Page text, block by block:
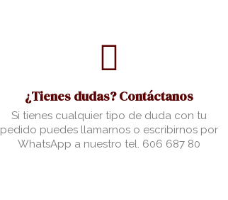
¿Tienes dudas? Contáctanos
Si tienes cualquier tipo de duda con tu
pedido puedes llamarnos o escribirnos por
WhatsApp a nuestro tel. 606 687 80